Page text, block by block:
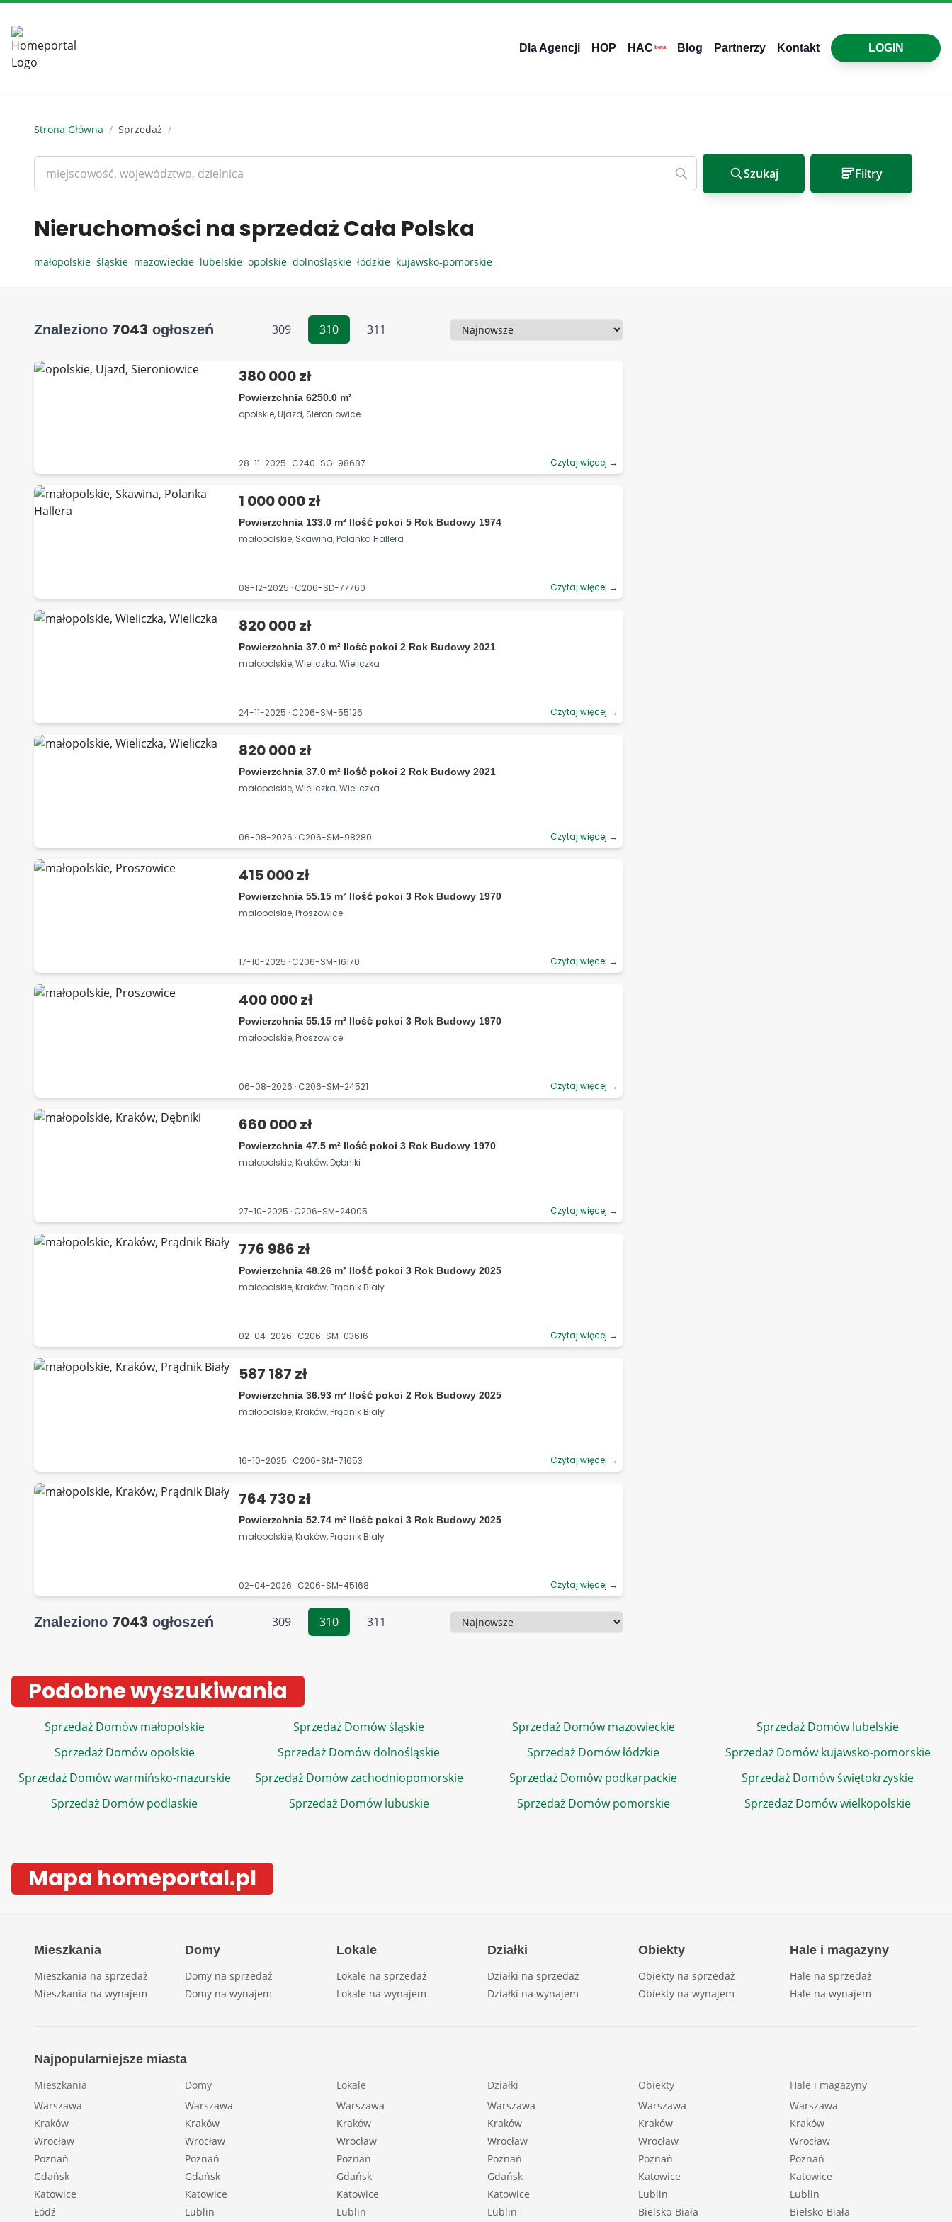
Dla Agencji HOP HAC beta Blog Partnerzy Kontakt LOGIN
Strona Główna / Sprzedaż /
Szukaj Filtry
Nieruchomości na sprzedaż Cała Polska
małopolskie śląskie mazowieckie lubelskie opolskie dolnośląskie łódzkie kujawsko-pomorskie
Znaleziono 7043 ogłoszeń 309 310 311 Sortowanie
380 000 zł
Powierzchnia 6250.0 m²
opolskie, Ujazd, Sieroniowice
28-11-2025 · C240-SG-98687 Czytaj więcej →
1 000 000 zł
Powierzchnia 133.0 m² Ilość pokoi 5 Rok Budowy 1974
małopolskie, Skawina, Polanka Hallera
08-12-2025 · C206-SD-77760 Czytaj więcej →
820 000 zł
Powierzchnia 37.0 m² Ilość pokoi 2 Rok Budowy 2021
małopolskie, Wieliczka, Wieliczka
24-11-2025 · C206-SM-55126 Czytaj więcej →
820 000 zł
Powierzchnia 37.0 m² Ilość pokoi 2 Rok Budowy 2021
małopolskie, Wieliczka, Wieliczka
06-08-2026 · C206-SM-98280 Czytaj więcej →
415 000 zł
Powierzchnia 55.15 m² Ilość pokoi 3 Rok Budowy 1970
małopolskie, Proszowice
17-10-2025 · C206-SM-16170 Czytaj więcej →
400 000 zł
Powierzchnia 55.15 m² Ilość pokoi 3 Rok Budowy 1970
małopolskie, Proszowice
06-08-2026 · C206-SM-24521 Czytaj więcej →
660 000 zł
Powierzchnia 47.5 m² Ilość pokoi 3 Rok Budowy 1970
małopolskie, Kraków, Dębniki
27-10-2025 · C206-SM-24005 Czytaj więcej →
776 986 zł
Powierzchnia 48.26 m² Ilość pokoi 3 Rok Budowy 2025
małopolskie, Kraków, Prądnik Biały
02-04-2026 · C206-SM-03616 Czytaj więcej →
587 187 zł
Powierzchnia 36.93 m² Ilość pokoi 2 Rok Budowy 2025
małopolskie, Kraków, Prądnik Biały
16-10-2025 · C206-SM-71653 Czytaj więcej →
764 730 zł
Powierzchnia 52.74 m² Ilość pokoi 3 Rok Budowy 2025
małopolskie, Kraków, Prądnik Biały
02-04-2026 · C206-SM-45168 Czytaj więcej →
Znaleziono 7043 ogłoszeń 309 310 311 Sortowanie
Podobne wyszukiwania
Sprzedaż Domów małopolskie Sprzedaż Domów śląskie Sprzedaż Domów mazowieckie
Sprzedaż Domów lubelskie
Sprzedaż Domów opolskie
Sprzedaż Domów dolnośląskie Sprzedaż Domów łódzkie
Sprzedaż Domów kujawsko-pomorskie
Sprzedaż Domów warmińsko-mazurskie
Sprzedaż Domów zachodniopomorskie Sprzedaż Domów podkarpackie
Sprzedaż Domów świętokrzyskie
Sprzedaż Domów podlaskie
Sprzedaż Domów lubuskie Sprzedaż Domów pomorskie Sprzedaż Domów wielkopolskie
Mapa homeportal.pl
Mieszkania
Mieszkania na sprzedaż
Mieszkania na wynajem
Domy
Domy na sprzedaż
Domy na wynajem
Lokale
Lokale na sprzedaż
Lokale na wynajem
Działki
Działki na sprzedaż
Działki na wynajem
Obiekty
Obiekty na sprzedaż
Obiekty na wynajem
Hale i magazyny
Hale na sprzedaż
Hale na wynajem
Najpopularniejsze miasta
Mieszkania
Warszawa
Kraków
Wrocław
Poznań
Gdańsk
Katowice
Łódź
Domy
Warszawa
Kraków
Wrocław
Poznań
Gdańsk
Katowice
Lublin
Lokale
Warszawa
Kraków
Wrocław
Poznań
Gdańsk
Katowice
Lublin
Działki
Warszawa
Kraków
Wrocław
Poznań
Gdańsk
Katowice
Lublin
Obiekty
Warszawa
Kraków
Wrocław
Poznań
Katowice
Lublin
Bielsko-Biała
Hale i magazyny
Warszawa
Kraków
Wrocław
Poznań
Katowice
Lublin
Bielsko-Biała